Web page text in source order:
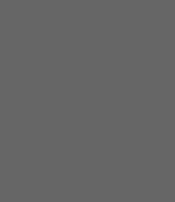
andere Technologien auf
ihnen sind essenziell, während
Daten können verarbeitet
B. für personalisierte Anzeigen
Ihrer Daten finden Sie
zu ganzen Kategorien